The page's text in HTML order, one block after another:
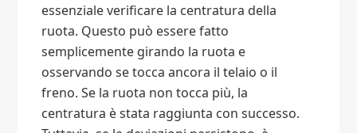
essenziale verificare la centratura della
ruota. Questo può essere fatto
semplicemente girando la ruota e
osservando se tocca ancora il telaio o il
freno. Se la ruota non tocca più, la
centratura è stata raggiunta con successo.